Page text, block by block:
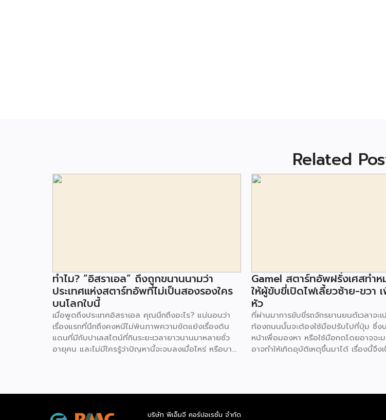
Related
ทำไม? “อิสราเอล” ถึงถูกขนานนามว่า
ประเทศแห่งสตาร์ทอัพที่ไม่เป็นสองรองใคร
บนโลกใบนี้
เมื่อพูดถึงประเทศอิสราเอล คุณนึกถึงอะไร? แน่นอนว่า
เรื่องแรกที่นึกถึงคงหนีไม่พ้นภาพความขัดแย้งเรื่องดิน
แดนที่มีกับปาเลสไตน์ที่กินระยะเวลายาวนานมาหลายชั่ว
อายุคน และไม่มีใครรู้ว่าปัญหานี้จะจบลงเมื่อไหร่ หรือบาง
ประเทศแห่งสตาร์ทอัพเลยทีเดียว เรียกได้ว่าเป็นเมืองแห่ง
คน หากย้อนปูมหลังพบว่าเป็นชาวยิวที่อพยพมาจากยุโรป
Gamel สตาร์ทอัพฝรั่งเศสทำ
ให้ผู้ขับขี่เปิดไฟเลี้ยวซ้าย-ขวา
หัว
ที่ผ่านมาการขับขี่รถจักรยานยนต์เวลาจะ
ท้องถนนนั้นจะต้องใช้มือปรับไปที่ปุ่ม ซึ่ง
หน้าเพื่อมองหา หรือใช้มือกดโดยอาจจะ
อาจทำให้เกิดอุบัติเหตุขึ้นมาได้ เรื่องนี้จึง
ซ้าย หรือทางขวา สัญญาณไฟก็จะปราก
บริษัท พีเอ็มจี คอร์ปอเรชั่น จำกัด